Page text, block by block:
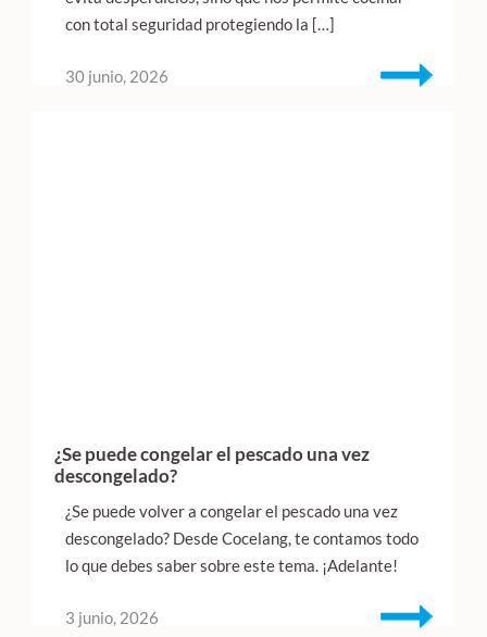
con total seguridad protegiendo la […]
30 junio, 2026
¿Se puede congelar el pescado una vez
descongelado?
¿Se puede volver a congelar el pescado una vez
descongelado? Desde Cocelang, te contamos todo
lo que debes saber sobre este tema. ¡Adelante!
3 junio, 2026